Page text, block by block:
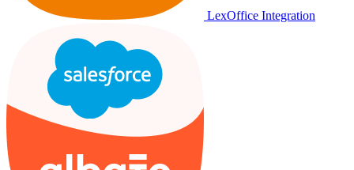
LexOffice Integration